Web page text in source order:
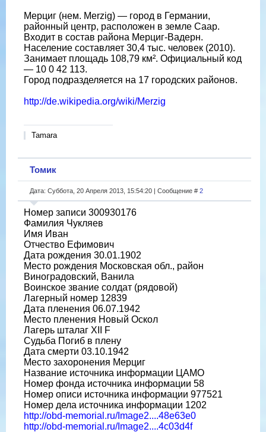
Мерциг (нем. Merzig) — город в Германии,
районный центр, расположен в земле Саар.
Входит в состав района Мерциг-Вадерн.
Население составляет 30,4 тыс. человек (2010).
Занимает площадь 108,79 км². Официальный код
— 10 0 42 113.
Город подразделяется на 17 городских районов.
http://de.wikipedia.org/wiki/Merzig
Tamara
Томик
Дата: Суббота, 20 Апреля 2013, 15:54:20 | Сообщение # 2
Номер записи 300930176
Фамилия Чукляев
Имя Иван
Отчество Ефимович
Дата рождения 30.01.1902
Место рождения Московская обл., район
Виноградовский, Ванила
Воинское звание солдат (рядовой)
Лагерный номер 12839
Дата пленения 06.07.1942
Место пленения Новый Оскол
Лагерь шталаг XII F
Судьба Погиб в плену
Дата смерти 03.10.1942
Место захоронения Мерциг
Название источника информации ЦАМО
Номер фонда источника информации 58
Номер описи источника информации 977521
Номер дела источника информации 1202
http://obd-memorial.ru/Image2....48e63e0
http://obd-memorial.ru/Image2....4c03d4f